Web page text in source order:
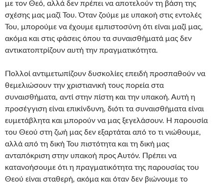
με τον Θεό, αλλά δεν πρέπει να αποτελούν τη βάση της
σχέσης μας μαζί Του. Όταν ζούμε με υπακοή στις εντολές
Του, μπορούμε να έχουμε εμπιστοσύνη ότι είναι μαζί μας,
ακόμα και στις φάσεις όπου τα συναισθήματά μας δεν
αντικατοπτρίζουν αυτή την πραγματικότητα.
Πολλοί αντιμετωπίζουν δυσκολίες επειδή προσπαθούν να
θεμελιώσουν την χριστιανική τους πορεία στα
συναισθήματα, αντί στην πίστη και την υπακοή. Αυτή η
προσέγγιση είναι επικίνδυνη, διότι τα συναισθήματα είναι
ευμετάβλητα και μπορούν να μας ξεγελάσουν. Η παρουσία
του Θεού στη ζωή μας δεν εξαρτάται από το τι νιώθουμε,
αλλά από τη δική Του πιστότητα και τη δική μας
ανταπόκριση στην υπακοή προς Αυτόν. Πρέπει να
κατανοήσουμε ότι η πραγματικότητα της παρουσίας του
Θεού είναι σταθερή, ακόμα και όταν δεν βιώνουμε το